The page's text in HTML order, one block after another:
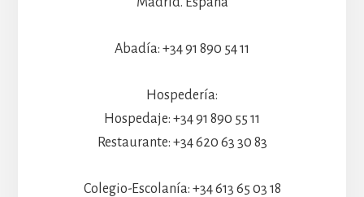
Abadía: +34 91 890 54 11
Hospedería:
Hospedaje: +34 91 890 55 11
Restaurante: +34 620 63 30 83
Colegio-Escolanía: +34 613 65 03 18